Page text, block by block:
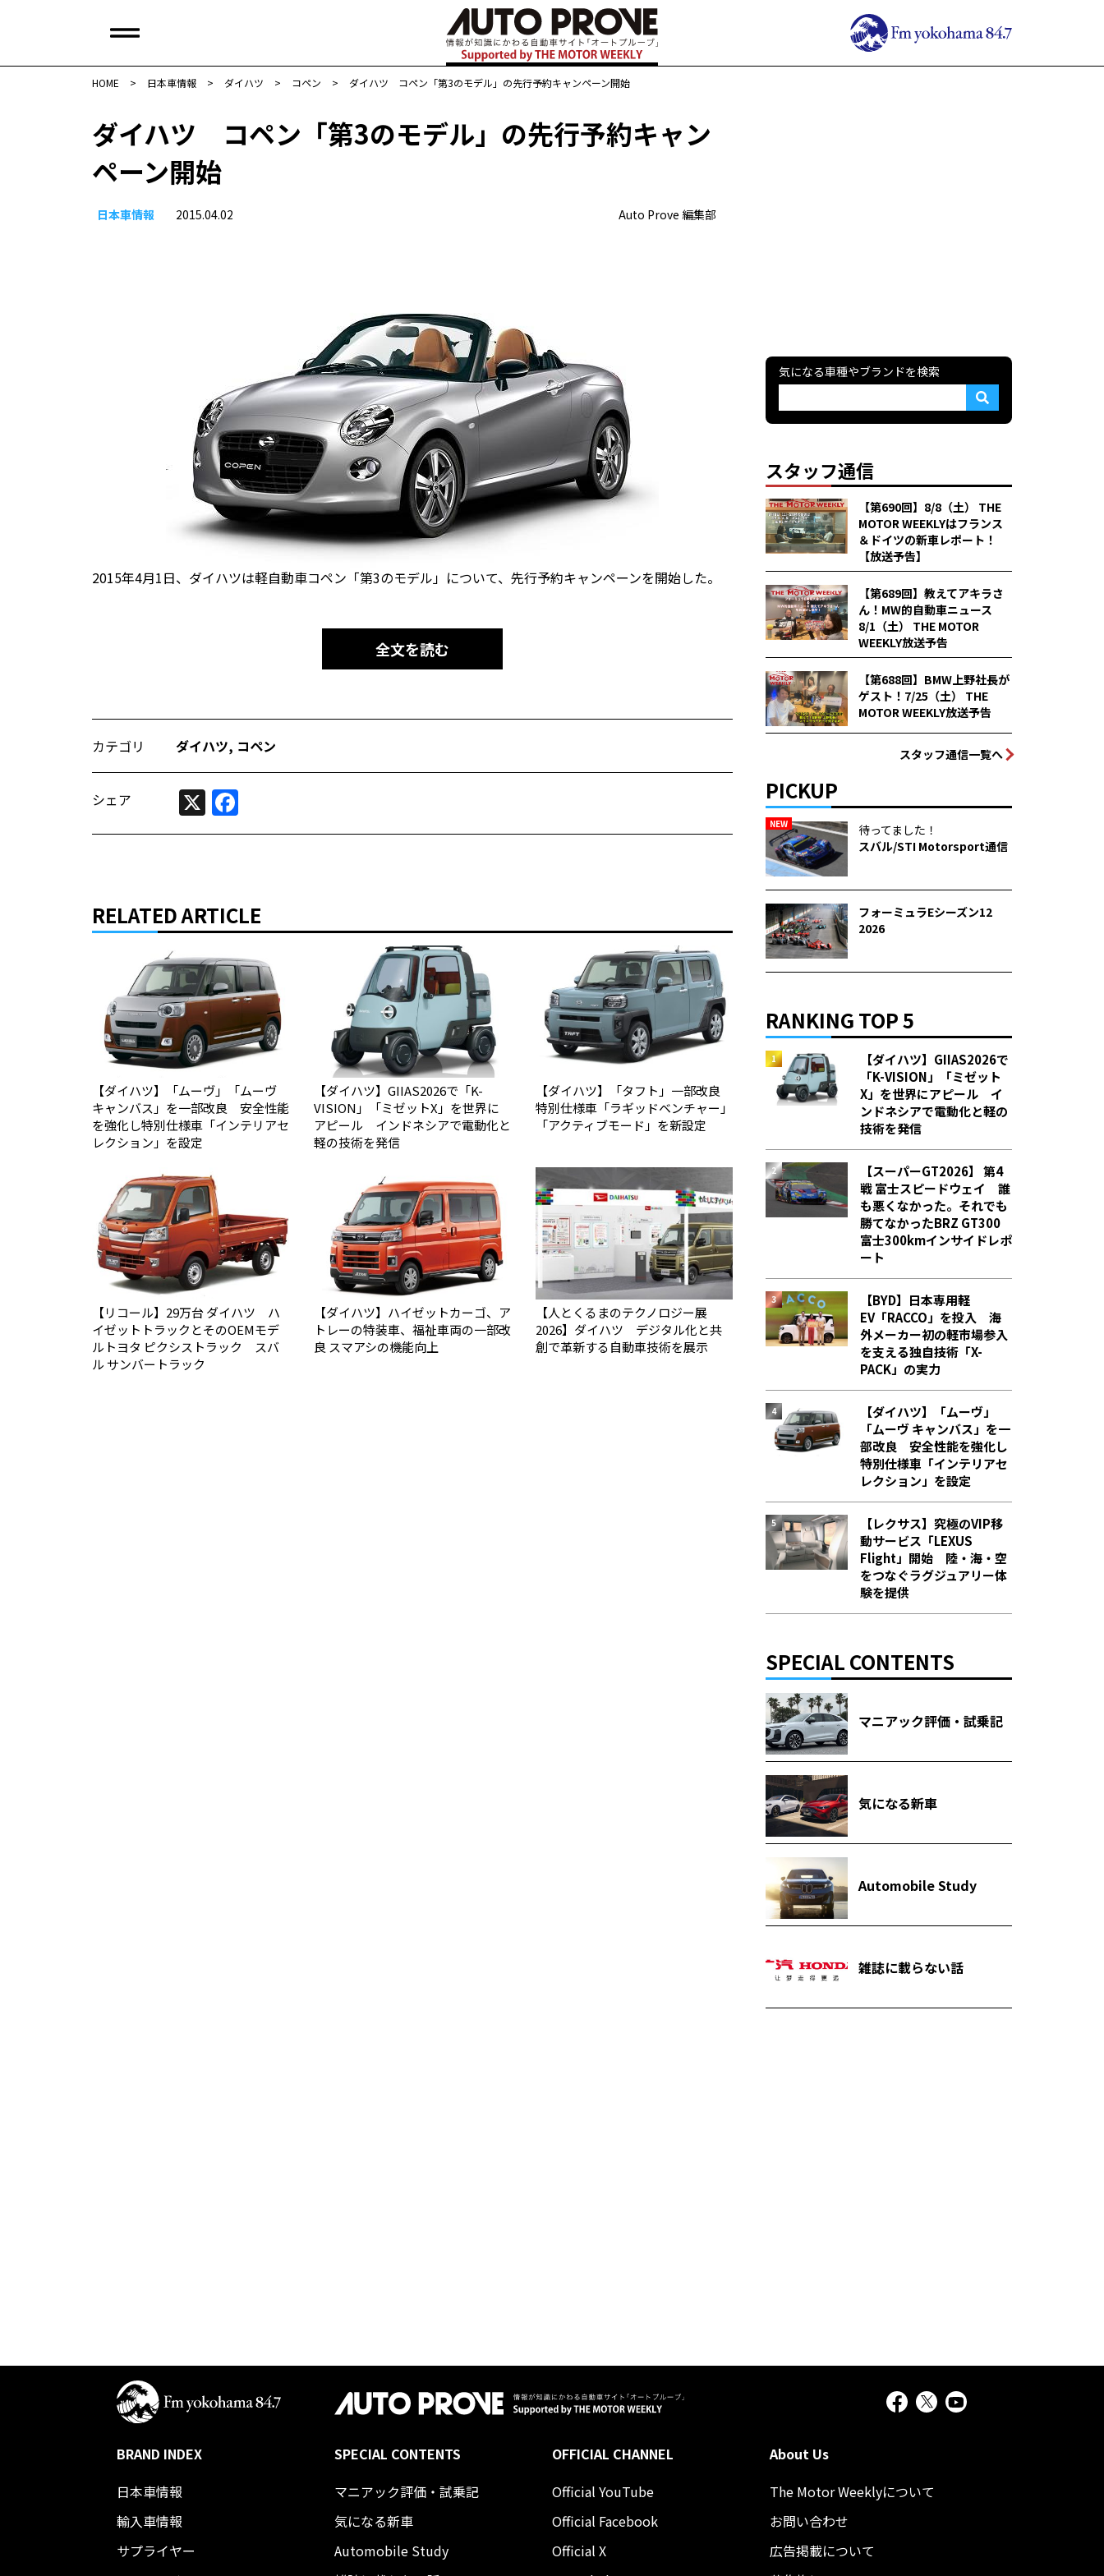
HOME > 日本車情報​ > ダイハツ > コペン > ダイハツ コペン「第3のモデル」の先行予約キャンペーン開始
ダイハツ コペン「第3のモデル」の先行予約キャン
ペーン開始
日本車情報​ 2015.04.02 Auto Prove 編集部
2015年4月1日、ダイハツは軽自動車コペン「第3のモデル」について、先行予約キャンペーンを開始した。
全文を読む
カテゴリ ダイハツ, コペン
シェア X
RELATED ARTICLE
【ダイハツ】「ムーヴ」「ムーヴ
キャンバス」を一部改良 安全性能
を強化し特別仕様車「インテリアセ
レクション」を設定
【ダイハツ】GIIAS2026で「K-
VISION」「ミゼットX」を世界に
アピール インドネシアで電動化と
軽の技術を発信
【ダイハツ】「タフト」一部改良
特別仕様車「ラギッドベンチャー」
「アクティブモード」を新設定
【リコール】29万台 ダイハツ ハ
イゼットトラックとそのOEMモデ
ルトヨタ ピクシストラック スバ
ル サンバートラック
【ダイハツ】ハイゼットカーゴ、ア
トレーの特装車、福祉車両の一部改
良 スマアシの機能向上
【人とくるまのテクノロジー展
2026】ダイハツ デジタル化と共
創で革新する自動車技術を展示
気になる車種やブランドを検索
スタッフ通信
【第690回】8/8（土） THE
MOTOR WEEKLYはフランス
＆ドイツの新車レポート！
【放送予告】
【第689回】教えてアキラさ
ん！MW的自動車ニュース
8/1（土） THE MOTOR
WEEKLY放送予告
【第688回】BMW上野社長が
ゲスト！7/25（土） THE
MOTOR WEEKLY放送予告
スタッフ通信一覧へ
PICKUP
NEW
待ってました！
スバル/STI Motorsport通信
フォーミュラEシーズン12
2026
RANKING TOP 5
【ダイハツ】GIIAS2026で
「K-VISION」「ミゼット
X」を世界にアピール イ
ンドネシアで電動化と軽の
技術を発信
【スーパーGT2026】 第4
戦 富士スピードウェイ 誰
も悪くなかった。それでも
勝てなかった――BRZ GT300
富士300kmインサイドレポ
ート
【BYD】日本専用軽
EV「RACCO」を投入 海
外メーカー初の軽市場参入
を支える独自技術「X-
PACK」の実力
【ダイハツ】「ムーヴ」
「ムーヴ キャンバス」を一
部改良 安全性能を強化し
特別仕様車「インテリアセ
レクション」を設定
【レクサス】究極のVIP移
動サービス「LEXUS
Flight」開始 陸・海・空
をつなぐラグジュアリー体
験を提供
SPECIAL CONTENTS
マニアック評価・試乗記
気になる新車
Automobile Study
雑誌に載らない話
BRAND INDEX
日本車情報​
輸入車情報
サプライヤー
SPECIAL CONTENTS
マニアック評価・試乗記
気になる新車
Automobile Study
OFFICIAL CHANNEL
Official YouTube
Official Facebook
Official X
About Us
The Motor Weeklyについて
お問い合わせ
広告掲載について